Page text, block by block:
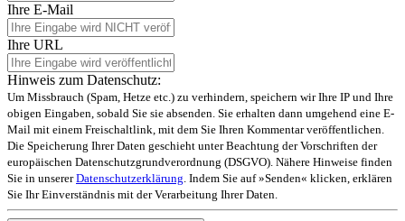
Ihre E-Mail
Ihre URL
Hinweis zum Datenschutz:
Um Missbrauch (Spam, Hetze etc.) zu verhindern, speichern wir Ihre IP und Ihre
obigen Eingaben, sobald Sie sie absenden. Sie erhalten dann umgehend eine E-
Mail mit einem Freischaltlink, mit dem Sie Ihren Kommentar veröffentlichen.
Die Speicherung Ihrer Daten geschieht unter Beachtung der Vorschriften der
europäischen Datenschutzgrundverordnung (DSGVO). Nähere Hinweise finden
Sie in unsererDatenschutzerklärung . Indem Sie auf »Senden« klicken, erklären
Sie Ihr Einverständnis mit der Verarbeitung Ihrer Daten.